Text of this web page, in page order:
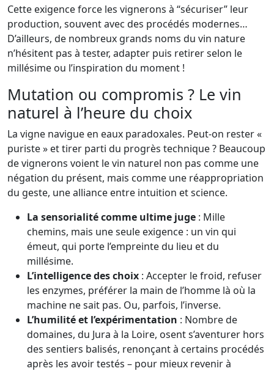
Cette exigence force les vignerons à “sécuriser” leur
production, souvent avec des procédés modernes…
D’ailleurs, de nombreux grands noms du vin nature
n’hésitent pas à tester, adapter puis retirer selon le
millésime ou l’inspiration du moment !
Mutation ou compromis ? Le vin
naturel à l’heure du choix
La vigne navigue en eaux paradoxales. Peut-on rester «
puriste » et tirer parti du progrès technique ? Beaucoup
de vignerons voient le vin naturel non pas comme une
négation du présent, mais comme une réappropriation
du geste, une alliance entre intuition et science.
La sensorialité comme ultime juge : Mille
chemins, mais une seule exigence : un vin qui
émeut, qui porte l’empreinte du lieu et du
millésime.
L’intelligence des choix : Accepter le froid, refuser
les enzymes, préférer la main de l’homme là où la
machine ne sait pas. Ou, parfois, l’inverse.
L’humilité et l’expérimentation : Nombre de
domaines, du Jura à la Loire, osent s’aventurer hors
des sentiers balisés, renonçant à certains procédés
après les avoir testés – pour mieux revenir à